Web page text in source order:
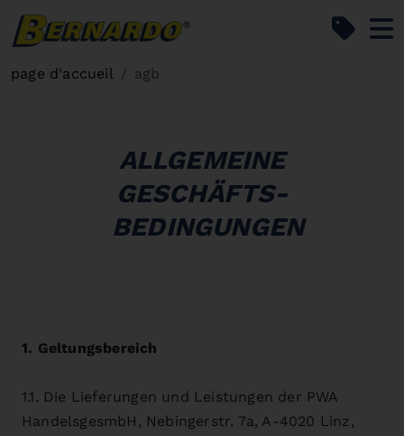
page d'accueil agb
ALLGEMEINE
GESCHÄFTS-
BEDINGUNGEN
1. Geltungsbereich
1.1. Die Lieferungen und Leistungen der PWA
HandelsgesmbH, Nebingerstr. 7a, A-4020 Linz,